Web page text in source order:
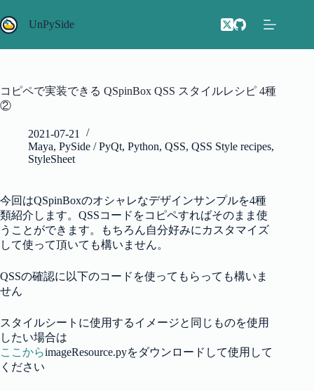
ン
テ
ン
ス
キ
UnPySide
コピペで実装できる QSpinBox QSS スタイルレシピ 4種
②
2021-07-21
Maya, PySide / PyQt, Python, QSS, QSS Style recipes,
StyleSheet
今回はQSpinBoxのオシャレなデザインサンプルを4種
類紹介します。QSSコードをコピペすればそのまま使
うことができます。もちろん自分好みにカスタマイズ
して使って頂いても構いません。
QSSの確認に以下のコードを使ってもらっても構いま
せん
スタイルシートに使用するイメージと同じものを使用
したい場合は
ここからimageResource.pyをダウンロードして使用して
ください